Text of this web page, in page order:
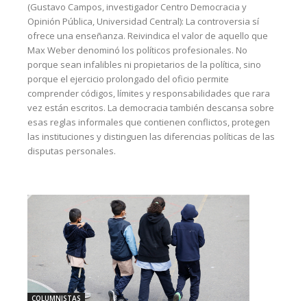
(Gustavo Campos, investigador Centro Democracia y
Opinión Pública, Universidad Central): La controversia sí
ofrece una enseñanza. Reivindica el valor de aquello que
Max Weber denominó los políticos profesionales. No
porque sean infalibles ni propietarios de la política, sino
porque el ejercicio prolongado del oficio permite
comprender códigos, límites y responsabilidades que rara
vez están escritos. La democracia también descansa sobre
esas reglas informales que contienen conflictos, protegen
las instituciones y distinguen las diferencias políticas de las
disputas personales.
COLUMNISTAS